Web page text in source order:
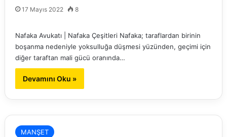
17 Mayıs 2022 8
Nafaka Avukatı | Nafaka Çeşitleri Nafaka; taraflardan birinin
boşanma nedeniyle yoksulluğa düşmesi yüzünden, geçimi için
diğer taraftan mali gücü oranında…
Devamını Oku »
MANŞET